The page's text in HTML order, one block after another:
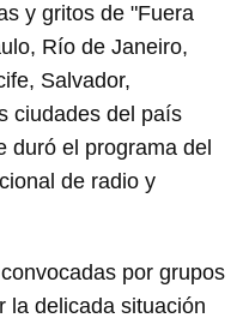
y gritos de "Fuera
Río de Janeiro,
Salvador,
ciudades del país
duró el programa del
de radio y
por grupos
la delicada situación